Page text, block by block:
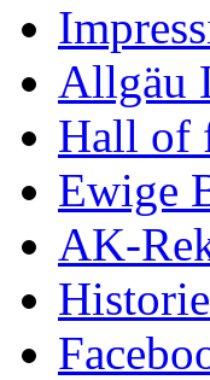
Allgäu
Hall of
Ewige
AK-
Historie